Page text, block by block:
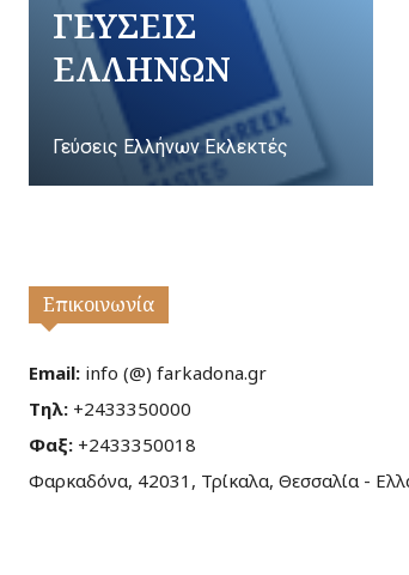
ΓΕΥΣΕΙΣ
ΕΛΛΗΝΩΝ
Γεύσεις Ελλήνων Εκλεκτές
Επικοινωνία
Email: info (@) farkadona.gr
Τηλ: +2433350000
Φαξ: +2433350018
Φαρκαδόνα, 42031, Τρίκαλα, Θεσσαλία -